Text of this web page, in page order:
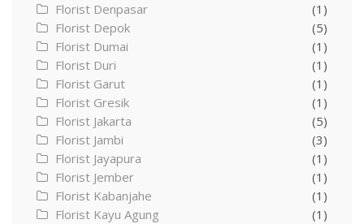
Florist Denpasar
(1)
Florist Depok
(5)
Florist Dumai
(1)
Florist Duri
(1)
Florist Garut
(1)
Florist Gresik
(1)
Florist Jakarta
(5)
Florist Jambi
(3)
Florist Jayapura
(1)
Florist Jember
(1)
Florist Kabanjahe
(1)
Florist Kayu Agung
(1)